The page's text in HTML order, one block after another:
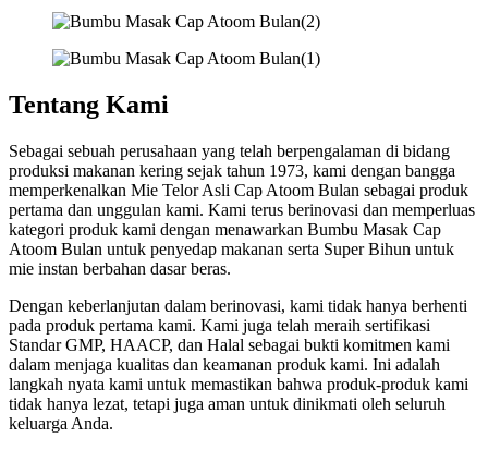
Tentang Kami
Sebagai sebuah perusahaan yang telah berpengalaman di bidang
produksi makanan kering sejak tahun 1973, kami dengan bangga
memperkenalkan Mie Telor Asli Cap Atoom Bulan sebagai produk
pertama dan unggulan kami. Kami terus berinovasi dan memperluas
kategori produk kami dengan menawarkan Bumbu Masak Cap
Atoom Bulan untuk penyedap makanan serta Super Bihun untuk
mie instan berbahan dasar beras.
Dengan keberlanjutan dalam berinovasi, kami tidak hanya berhenti
pada produk pertama kami. Kami juga telah meraih sertifikasi
Standar GMP, HAACP, dan Halal sebagai bukti komitmen kami
dalam menjaga kualitas dan keamanan produk kami. Ini adalah
langkah nyata kami untuk memastikan bahwa produk-produk kami
tidak hanya lezat, tetapi juga aman untuk dinikmati oleh seluruh
keluarga Anda.